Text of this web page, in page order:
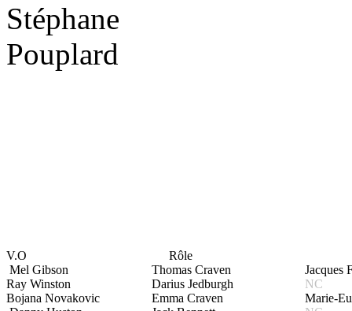
Stéphane
Pouplard
V.O
Rôle
Mel Gibson
Thomas Craven
Jacques
Ray Winston
Darius Jedburgh
NC
Bojana Novakovic
Emma Craven
Marie-